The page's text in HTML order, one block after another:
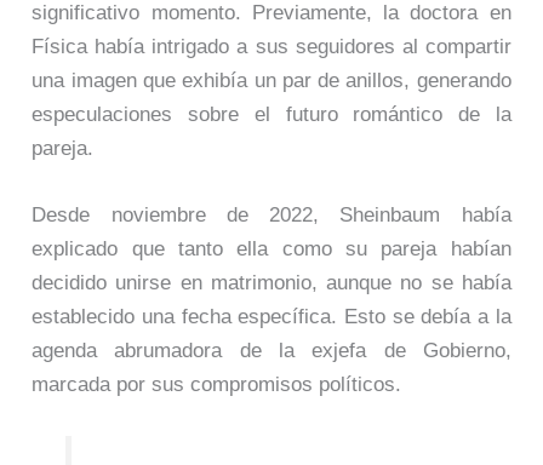
significativo momento. Previamente, la doctora en
Física había intrigado a sus seguidores al compartir
una imagen que exhibía un par de anillos, generando
especulaciones sobre el futuro romántico de la
pareja.
Desde noviembre de 2022, Sheinbaum había
explicado que tanto ella como su pareja habían
decidido unirse en matrimonio, aunque no se había
establecido una fecha específica. Esto se debía a la
agenda abrumadora de la exjefa de Gobierno,
marcada por sus compromisos políticos.